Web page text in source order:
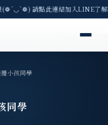
請點此連結加入LINE了
小孩同學
同學